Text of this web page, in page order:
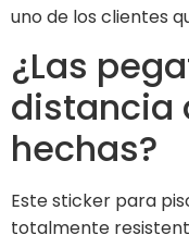
uno de los clientes
¿Las
distancia
hechas?
Este sticker para
totalmente